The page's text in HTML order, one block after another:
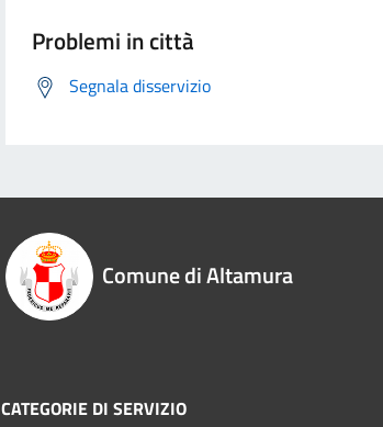
Problemi in città
Segnala disservizio
Comune di Altamura
CATEGORIE DI SERVIZIO